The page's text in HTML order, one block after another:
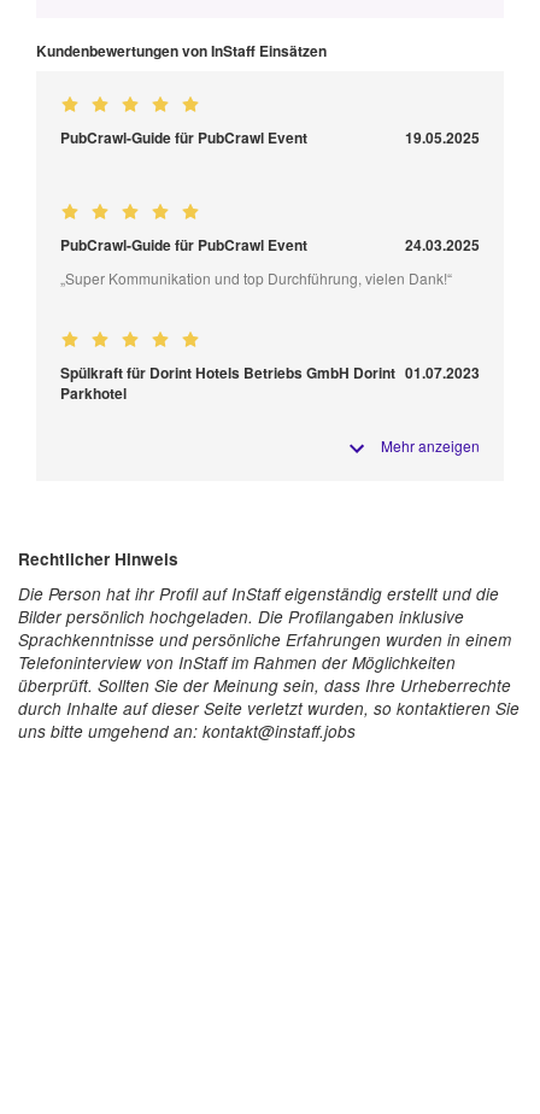
Kundenbewertungen von InStaff Einsätzen
PubCrawl-Guide für PubCrawl Event 19.05.2025
PubCrawl-Guide für PubCrawl Event 24.03.2025
„Super Kommunikation und top Durchführung, vielen Dank!“
Spülkraft für Dorint Hotels Betriebs GmbH Dorint
Parkhotel
01.07.2023
Mehr anzeigen
Rechtlicher Hinweis
Die Person hat ihr Profil auf InStaff eigenständig erstellt und die
Bilder persönlich hochgeladen. Die Profilangaben inklusive
Sprachkenntnisse und persönliche Erfahrungen wurden in einem
Telefoninterview von InStaff im Rahmen der Möglichkeiten
überprüft. Sollten Sie der Meinung sein, dass Ihre Urheberrechte
durch Inhalte auf dieser Seite verletzt wurden, so kontaktieren Sie
uns bitte umgehend an: kontakt@instaff.jobs